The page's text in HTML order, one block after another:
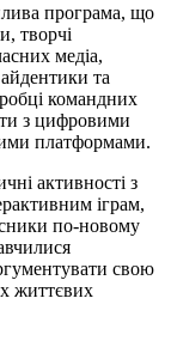
програма, що
творчі
медіа,
та
командних
з цифровими
платформами.
активності з
іграм,
по-новому
свою
життєвих